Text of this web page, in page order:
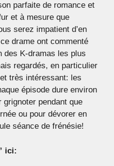
parfaite de romance et
et à mesure que
serez impatient d’en
drame ont commenté
des K-dramas les plus
regardés, en particulier
très intéressant: les
épisode dure environ
grignoter pendant que
ou pour dévorer en
séance de frénésie!
ici: